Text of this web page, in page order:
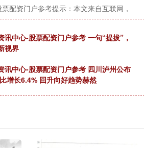
配资门户参考提示：本文来自互联网，
讯中心-股票配资门户参考 一句“提拔”，
视界
讯中心-股票配资门户参考 四川泸州公布
增长6.4% 回升向好趋势赫然